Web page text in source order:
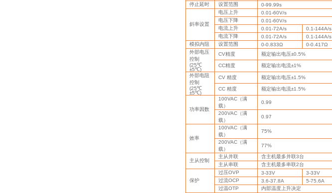
停止延时
设置范围 0-99.99s
斜率设置
电压上升 0.01-60V/s
电压下降
0.01-60V/s
电流上升
0.01-72A/s 0.1-144A/s
电流下降
0.01-72A/s 0.1-144A/s
模拟内阻
设置范围 0-0.833Ω 0-0.417Ω
外部电压
控制
(25℃
±5℃)
CV精度 额定输出电压±0.5%
CC精度 额定输出电流±1%
外部电阻
控制
(25℃
±5℃)
CV 精度 额定输出电压±1.5%
CC 精度 额定输出电流±1.5%
功率因数
100VAC （满
载）
0.99
200VAC （满
载）
0.97
效率
100VAC （满
载）
75%
200VAC （满
载）
77%
主从控制
主从并联 含主机最多并联3台
主从串联
含主机最多串联2台
保护
过压OVP 3-33V 3-33V
过流OCP 3.6-37.8A 5-75.6A
过温OTP 内部温度上升决定